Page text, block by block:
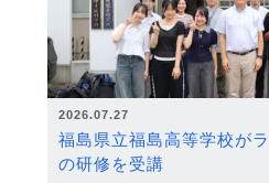
2026.07.27
福島県立福島高等学校が
の研修を受講